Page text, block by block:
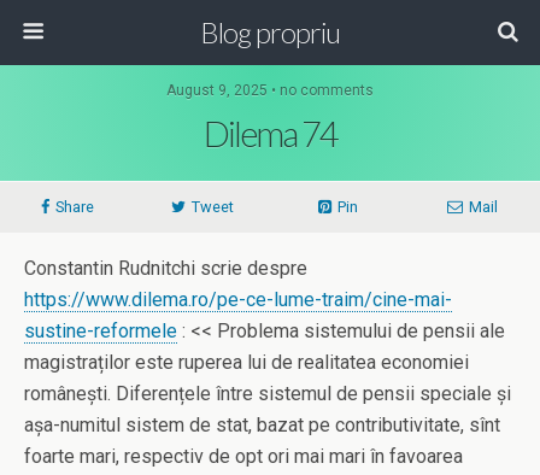
Blog propriu
August 9, 2025 • no comments
Dilema 74
Share Tweet Pin Mail
Constantin Rudnitchi scrie despre
https://www.dilema.ro/pe-ce-lume-traim/cine-mai-
sustine-reformele : << Problema sistemului de pensii ale
magistraților este ruperea lui de realitatea economiei
românești. Diferențele între sistemul de pensii speciale și
așa-numitul sistem de stat, bazat pe contributivitate, sînt
foarte mari, respectiv de opt ori mai mari în favoarea